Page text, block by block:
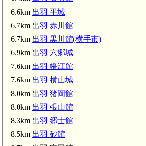
出羽 大鳥井柵(5.0km)
出羽 横手城(5.9km)
6.6km 出羽 平城
6.7km 出羽 赤川館
6.7km 出羽 黒川館(横手市)
6.9km 出羽 六郷城
7.6km 出羽 幡江館
7.6km 出羽 横山城
8.0km 出羽 猪岡館
8.0km 出羽 張山館
8.3km 出羽 郷士館
8.5km 出羽 砂館